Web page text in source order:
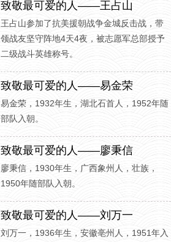
致敬最可爱的人——王占山
王占山参加了抗美援朝战争金城反击战，带
领战友坚守阵地4天4夜，被志愿军总部授予
二级战斗英雄称号。
致敬最可爱的人——易金荣
易金荣，1932年生，湖北石首人，1952年随
部队入朝。
致敬最可爱的人——廖秉信
廖秉信，1930年生，广西象州人，壮族，
1950年随部队入朝。
致敬最可爱的人——刘万一
刘万一，1936年生，安徽亳州人，1951年入